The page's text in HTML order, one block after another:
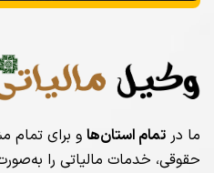
ما در تمام استان‌ها و برای
حقوقی، خدمات مالیاتی را